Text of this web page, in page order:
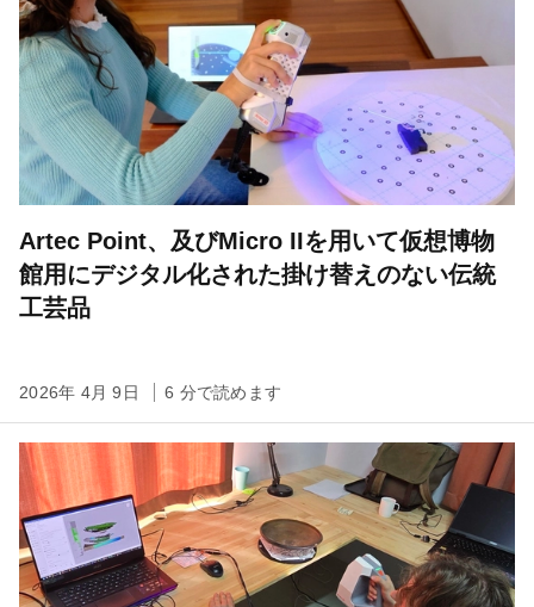
Artec Point、及びMicro IIを用いて仮想博物
館用にデジタル化された掛け替えのない伝統
工芸品
2026年 4月 9日 6 分で読めます